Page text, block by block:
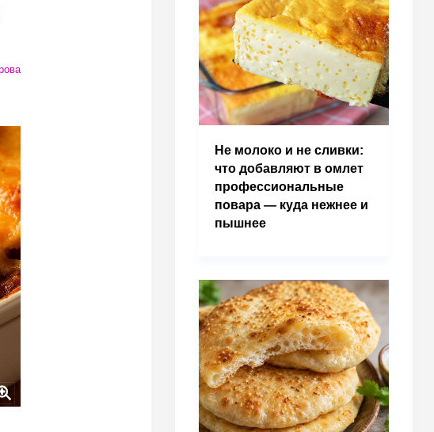
Не молоко и не сливки:
что добавляют в омлет
профессиональные
повара — куда нежнее и
пышнее